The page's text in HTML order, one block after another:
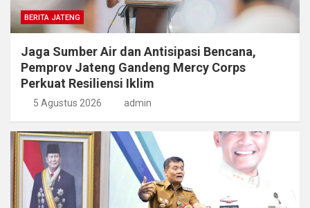
BERITA JATENG
Jaga Sumber Air dan Antisipasi Bencana,
Pemprov Jateng Gandeng Mercy Corps
Perkuat Resiliensi Iklim
5 Agustus 2026 admin